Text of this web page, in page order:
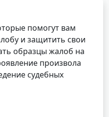
помогут вам
и защитить свои
образцы жалоб на
произвола
судебных